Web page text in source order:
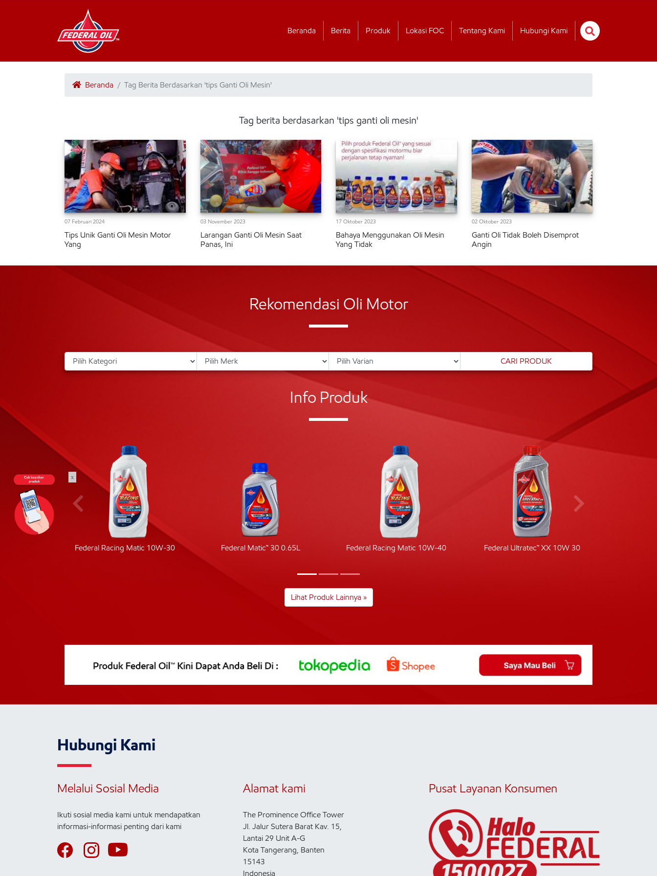
Beranda Berita Produk Lokasi FOC Tentang Kami Hubungi Kami
Beranda Tag Berita Berdasarkan 'tips Ganti Oli Mesin'
Tag berita berdasarkan 'tips ganti oli mesin'
07 Februari 2024
Tips Unik Ganti Oli Mesin Motor
Yang
03 November 2023
Larangan Ganti Oli Mesin Saat
Panas, Ini
17 Oktober 2023
Bahaya Menggunakan Oli Mesin
Yang Tidak
02 Oktober 2023
Ganti Oli Tidak Boleh Disemprot
Angin
Rekomendasi Oli Motor
Info Produk
Federal Racing Matic 10W-30 Federal Matic™ 30 0.65L Federal Racing Matic 10W-40 Federal Ultratec™ XX 10W 30
Lihat Produk Lainnya »
Hubungi Kami
Melalui Sosial Media
Ikuti sosial media kami untuk mendapatkan
informasi-informasi penting dari kami
Alamat kami
The Prominence Office Tower
Jl. Jalur Sutera Barat Kav. 15,
Lantai 29 Unit A-G
Kota Tangerang, Banten
15143
Indonesia
Pusat Layanan Konsumen
x